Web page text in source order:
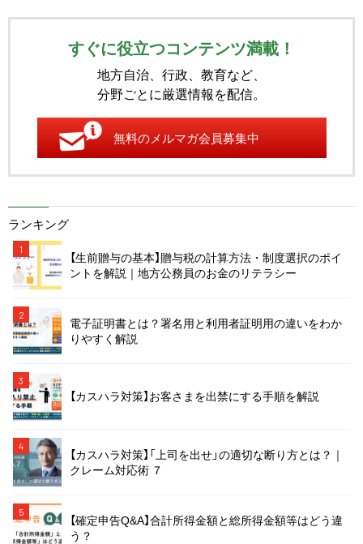
すぐに役立つコンテンツ満載！
地方自治、行政、教育など、
分野ごとに厳選情報を配信。
無料のメルマガ会員募集中
ランキング
1
【生前贈与の基本】贈与税の計算方法・制度選択のポイ
ントを解説｜地方公務員のお金のリテラシー
2
電子証明書とは？署名用と利用者証明用の違いをわか
りやすく解説
3
【カスハラ対策】お客さまを出禁にする手順を解説
4
【カスハラ対策】「上司を出せ」の適切な断り方とは？｜
クレーム対応術 ７
5
【確定申告Q&A】合計所得金額と総所得金額等はどう違
う？